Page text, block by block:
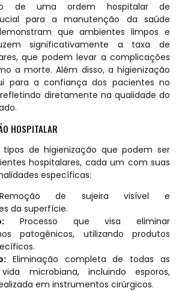
de uma ordem hospitalar de
para a manutenção da saúde
que ambientes limpos e
significativamente a taxa de
que podem levar a complicações
a morte. Além disso, a higienização
para a confiança dos pacientes no
diretamente na qualidade do
HOSPITALAR
tipos de higienização que podem ser
hospitalares, cada um com suas
específicas:
de sujeira visível e
da superfície.
Processo que visa eliminar
patogênicos, utilizando produtos
Eliminação completa de todas as
microbiana, incluindo esporos,
em instrumentos cirúrgicos.